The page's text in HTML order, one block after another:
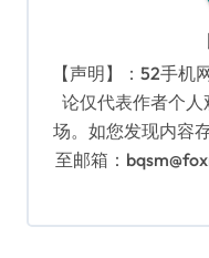
【声明】：52手
论仅代表作者个
场。如您发现内容
至邮箱：